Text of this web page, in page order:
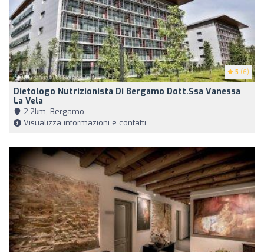
5 (6)
Dietologo Nutrizionista Di Bergamo Dott.ssa Vanessa
La Vela
2,2km, Bergamo
Visualizza informazioni e contatti